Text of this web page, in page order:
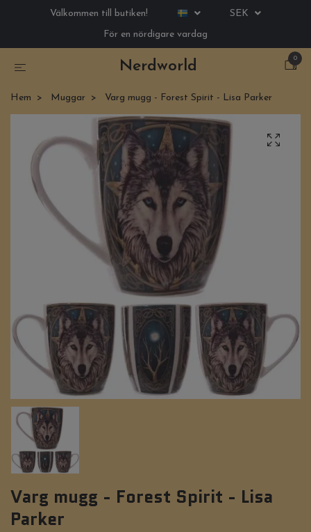
Välkommen till butiken!
SEK
För en nördigare vardag
Nerdworld
0
Hem Muggar Varg mugg - Forest Spirit - Lisa Parker
Varg mugg - Forest Spirit - Lisa
Parker